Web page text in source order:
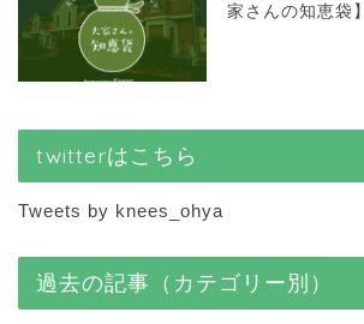
家さんの知恵袋】
twitterはこちら
Tweets by knees_ohya
過去の記事（カテゴリー別）